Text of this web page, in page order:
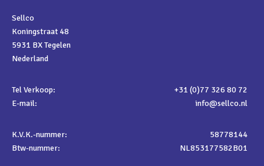
Sellco
Koningstraat 48
5931 BX Tegelen
Nederland
Tel Verkoop:
+31 (0)77 326 80 72
E-mail:
info@sellco.nl
K.V.K.-nummer:
58778144
Btw-nummer:
NL853177582B01